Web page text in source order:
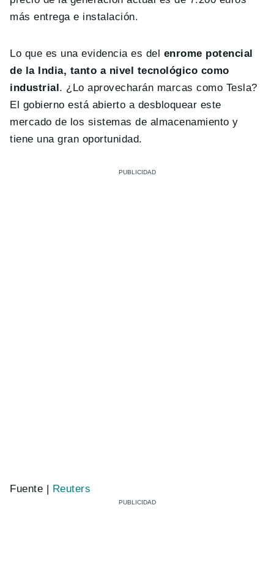
más entrega e instalación.
Lo que es una evidencia es del enrome potencial
de la India, tanto a nivel tecnológico como
industrial . ¿Lo aprovecharán marcas como Tesla?
El gobierno está abierto a desbloquear este
mercado de los sistemas de almacenamiento y
tiene una gran oportunidad.
Fuente | Reuters